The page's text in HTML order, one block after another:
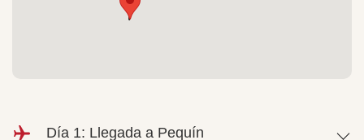
Día 1: Llegada a Pequín